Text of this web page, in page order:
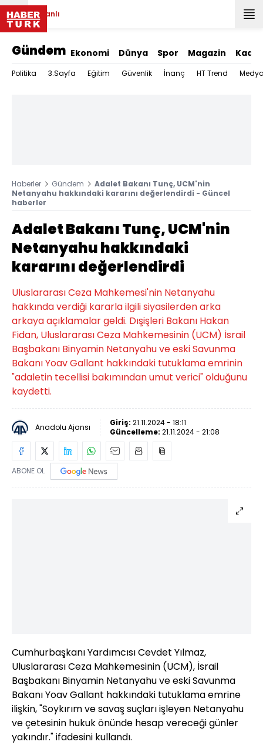
Canlı
Gündem Ekonomi Dünya Spor Magazin Kadın
Politika 3.Sayfa Eğitim Güvenlik İnanç HT Trend
Haberler Gündem
Adalet Bakanı Tunç, UCM'nin
Netanyahu hakkındaki kararını değerlendirdi - Güncel
haberler
Adalet Bakanı Tunç, UCM'nin
Netanyahu hakkındaki
kararını değerlendirdi
Uluslararası Ceza Mahkemesi'nin Netanyahu
hakkında verdiği kararla ilgili siyasilerden arka
arkaya açıklamalar geldi. Dışişleri Bakanı Hakan
Fidan, Uluslararası Ceza Mahkemesinin (UCM) İsrail
Başbakanı Binyamin Netanyahu ve eski Savunma
Bakanı Yoav Gallant hakkındaki tutuklama emrinin
"adaletin tecellisi bakımından umut verici" olduğunu
kaydetti.
Anadolu Ajansı Giriş: 21.11.2024 - 18:11
Güncelleme: 21.11.2024 - 21:08
ABONE OL
Cumhurbaşkanı Yardımcısı Cevdet Yılmaz,
Uluslararası Ceza Mahkemesinin (UCM), İsrail
Başbakanı Binyamin Netanyahu ve eski Savunma
Bakanı Yoav Gallant hakkındaki tutuklama emrine
ilişkin, "Soykırım ve savaş suçları işleyen Netanyahu
ve çetesinin hukuk önünde hesap vereceği günler
yakındır." ifadesini kullandı.